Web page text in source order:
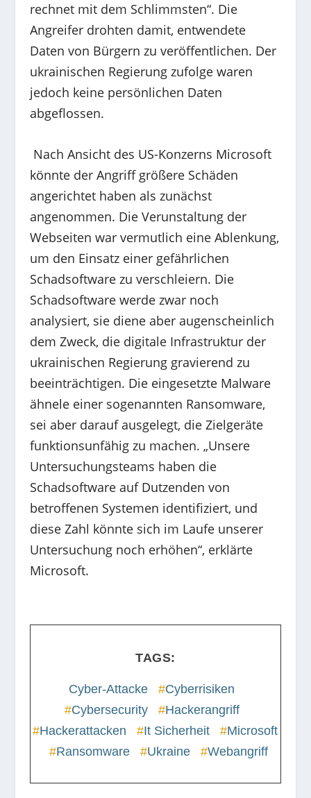
rechnet mit dem Schlimmsten“. Die
Angreifer drohten damit, entwendete
Daten von Bürgern zu veröffentlichen. Der
ukrainischen Regierung zufolge waren
jedoch keine persönlichen Daten
abgeflossen.
Nach Ansicht des US-Konzerns Microsoft
könnte der Angriff größere Schäden
angerichtet haben als zunächst
angenommen. Die Verunstaltung der
Webseiten war vermutlich eine Ablenkung,
um den Einsatz einer gefährlichen
Schadsoftware zu verschleiern. Die
Schadsoftware werde zwar noch
analysiert, sie diene aber augenscheinlich
dem Zweck, die digitale Infrastruktur der
ukrainischen Regierung gravierend zu
beeinträchtigen. Die eingesetzte Malware
ähnele einer sogenannten Ransomware,
sei aber darauf ausgelegt, die Zielgeräte
funktionsunfähig zu machen. „Unsere
Untersuchungsteams haben die
Schadsoftware auf Dutzenden von
betroffenen Systemen identifiziert, und
diese Zahl könnte sich im Laufe unserer
Untersuchung noch erhöhen“, erklärte
Microsoft.
TAGS:
Cyber-Attacke #Cyberrisiken
#Cybersecurity#Hackerangriff
#Hackerattacken #It Sicherheit #Microsoft
#Ransomware #Ukraine #Webangriff